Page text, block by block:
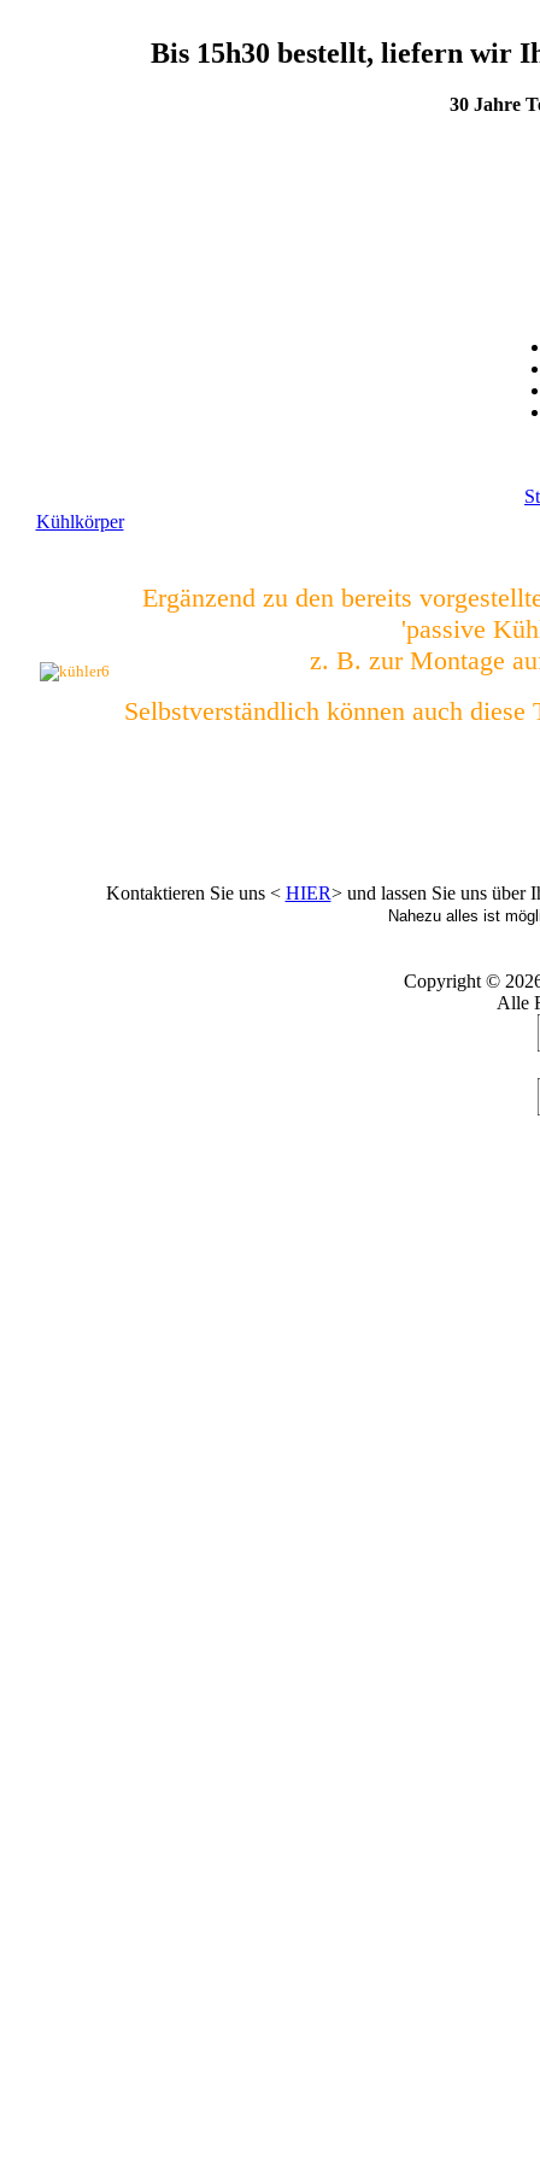
Bis 15h30 bestellt, liefern wir
30 Jahre
Kühlkörper
Ergänzend zu den bereits
'passive
z. B. zur Montage
Selbstverständlich können auch
Kontaktieren Sie uns < HIER> und lassen Sie uns über
Nahezu alles ist
Copyright ©
Alle